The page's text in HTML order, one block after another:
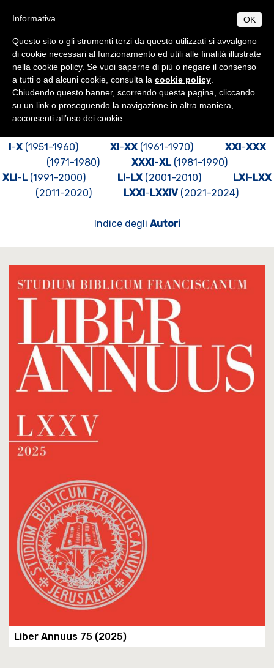
contenuto
principale
FRANCISCANUM
MENU
EN
IT
CHI SIAMO
Informazioni di base
Origini e sviluppo
Centenario di fondazione
Autorità
Professori
Studenti
Sede accademica
Biblioteca
PROGRAMMI
Norme generali
Dottorato
Diplomi
Corsi 2025-2026
Ordinamento STJ
Ordo e Depliant
PUBBLICAZIONI
Collectio Maior
Collectio Minor
Analecta
Museum
Liber Annuus
Altro
AMBIENTE BIBLICO
Escursioni
Archeologia
Museo archeologico
ATTIVITÀ
Eventi
Conferenze
Tesi Licenza / Dottorato
CABT
SEGRETERIA
Orari
Scadenze accademiche
Norme metodologiche
Studium Biblicum Franciscanum Pubblicazioni
Liber Annuus
I-X(1951-1960) XI-XX (1961-1970) XXI-XXX
(1971-1980)
XXXI-XL (1981-1990)
XLI-L(1991-2000) LI-LX (2001-2010) LXI-LXX
(2011-2020)
LXXI-LXXIV (2021-2024)
Indice degli Autori
Liber Annuus 75 (2025)
OK
Informativa
Questo sito o gli strumenti terzi da questo utilizzati si avvalgono
di cookie necessari al funzionamento ed utili alle finalità illustrate
nella cookie policy. Se vuoi saperne di più o negare il consenso
a tutti o ad alcuni cookie, consulta la cookie policy
Chiudendo questo banner, scorrendo questa pagina, cliccando
su un link o proseguendo la navigazione in altra maniera,
acconsenti all’uso dei cookie.